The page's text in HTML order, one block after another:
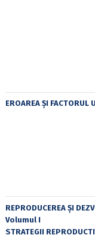
EROAREA ȘI FACTORUL
REPRODUCEREA ȘI
Volumul I
STRATEGII